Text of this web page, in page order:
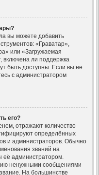
вы можете добавить
«Граватар»,
или «Загружаемая
включена ли поддержка
быть доступны. Если вы не
с администратором
его?
отражают количество
определённых
и администраторов. Обычно
званий на
её администратором.
ненужными сообщениями
На большинстве